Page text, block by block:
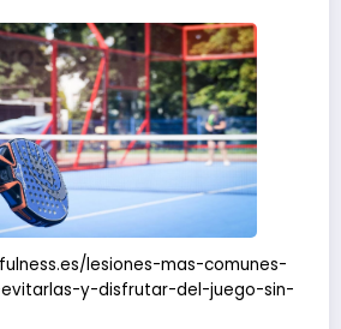
lesiones-mas-comunes-
y-disfrutar-del-juego-sin-